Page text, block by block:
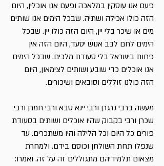
פעם אנו עוסקין במלאכה ופעם אנו אוכלין, היום
הזה כולו אכילה ושתיה. שבכל הימים אנו שותים
מים או שיכר בלי יין, היום הזה כולו יין. שבכל
הימים לחם לבב אנוש יסעד, היום הזה אין
פחות בישראל בלי סעודת מלכים. שבכל הימים
אנו אוכלים כדי שובע ושותים לצימאון, היום
הזה כולנו זוללים וסובאים ושיכורים.
מעשה ברבי גרגרן ורבי יינא סבא ורבי חמרן ורבי
שכרן ורבי בקבוק שהיו אוכלים ושותים בסעודת
פורים כל היום וכל הלילה והיו משתכרים. עד
שנפלו תחת השולחן וכוסם בידם. ולמחרת
מצאום תלמידיהם מתגוללים זה על זה. ואמרו: